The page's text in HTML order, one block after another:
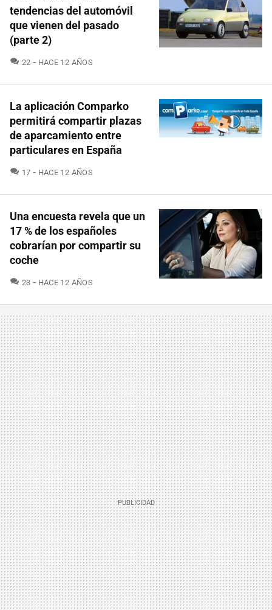
tendencias del automóvil
que vienen del pasado
(parte 2)
22 COMENTARIOS
HACE 12 AÑOS
La aplicación Comparko
permitirá compartir plazas
de aparcamiento entre
particulares en España
17 COMENTARIOS
HACE 12 AÑOS
Una encuesta revela que un
17 % de los españoles
cobrarían por compartir su
coche
23 COMENTARIOS
HACE 12 AÑOS